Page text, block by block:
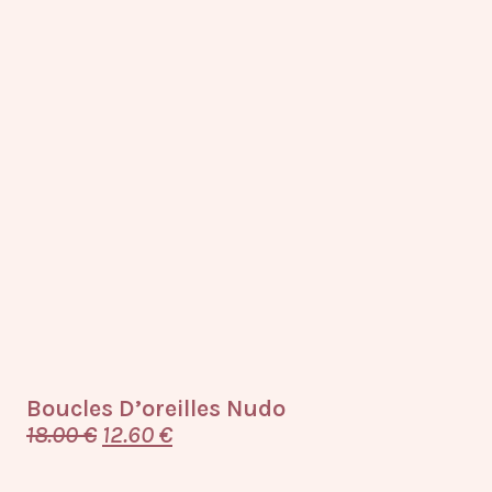
Boucles D’oreilles Nudo
18.00€ 12.60€